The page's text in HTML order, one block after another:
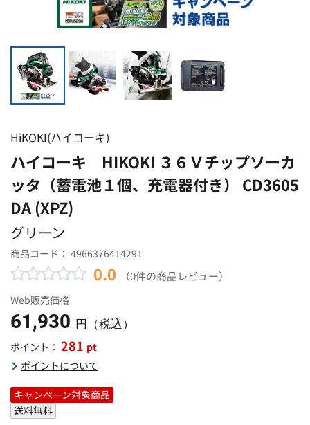
HiKOKI(ハイコーキ)
ハイコーキ HIKOKI ３６Ｖチップソーカ
ッタ（蓄電池１個、充電器付き） CD3605
DA (XPZ)
グリーン
商品コード： 4966376414291
0.0 （0件の商品レビュー）
Web販売価格
61,930 円（税込）
ポイント： 281 pt
ポイントについて
キャンペーン対象商品
送料無料